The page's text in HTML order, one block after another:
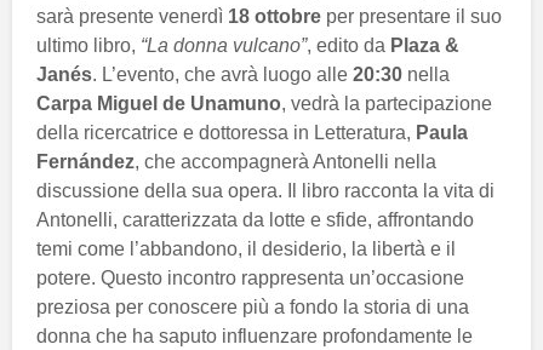
sarà presente venerdì 18 ottobre per presentare il suo
ultimo libro, “La donna vulcano”, edito da Plaza &
Janés. L’evento, che avrà luogo alle 20:30 nella
Carpa Miguel de Unamuno, vedrà la partecipazione
della ricercatrice e dottoressa in Letteratura, Paula
Fernández, che accompagnerà Antonelli nella
discussione della sua opera. Il libro racconta la vita di
Antonelli, caratterizzata da lotte e sfide, affrontando
temi come l’abbandono, il desiderio, la libertà e il
potere. Questo incontro rappresenta un’occasione
preziosa per conoscere più a fondo la storia di una
donna che ha saputo influenzare profondamente le